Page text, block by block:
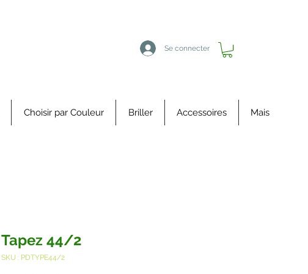
Se connecter
Choisir par Couleur Briller Accessoires Mais
Tapez 44/2
SKU : PDTYPE44/2